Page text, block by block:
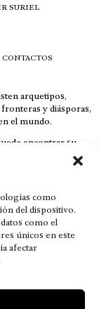
como
del dispositivo.
como el
únicos en este
afectar
SURIEL
CONTACTOS
arquetipos,
y diásporas,
el mundo.
encontrar su
espacio y
De no ser así, el que
a la sangre; seres
más que los
de seres
vivencias.